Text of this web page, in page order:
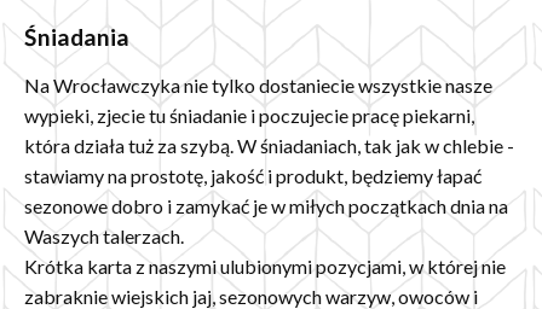
Śniadania
Na Wrocławczyka nie tylko dostaniecie wszystkie nasze
wypieki, zjecie tu śniadanie i poczujecie pracę piekarni,
która działa tuż za szybą. W śniadaniach, tak jak w chlebie -
stawiamy na prostotę, jakość i produkt, będziemy łapać
sezonowe dobro i zamykać je w miłych początkach dnia na
Waszych talerzach.
Krótka karta z naszymi ulubionymi pozycjami, w której nie
zabraknie wiejskich jaj, sezonowych warzyw, owoców i